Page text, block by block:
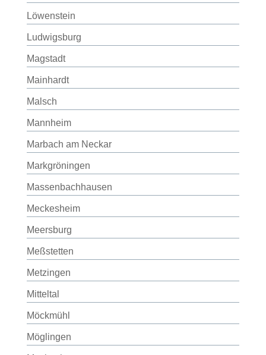
Löwenstein
Ludwigsburg
Magstadt
Mainhardt
Malsch
Mannheim
Marbach am Neckar
Markgröningen
Massenbachhausen
Meckesheim
Meersburg
Meßstetten
Metzingen
Mitteltal
Möckmühl
Möglingen